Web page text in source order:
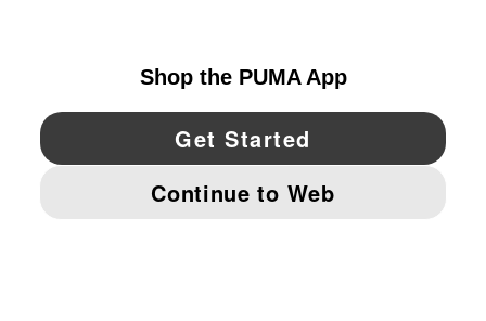
YouTube Twitter Pinterest
IMPRINT AND LEGAL DATA